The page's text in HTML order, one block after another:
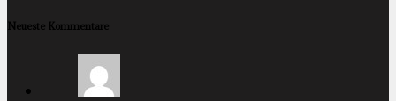
Neueste Kommentare